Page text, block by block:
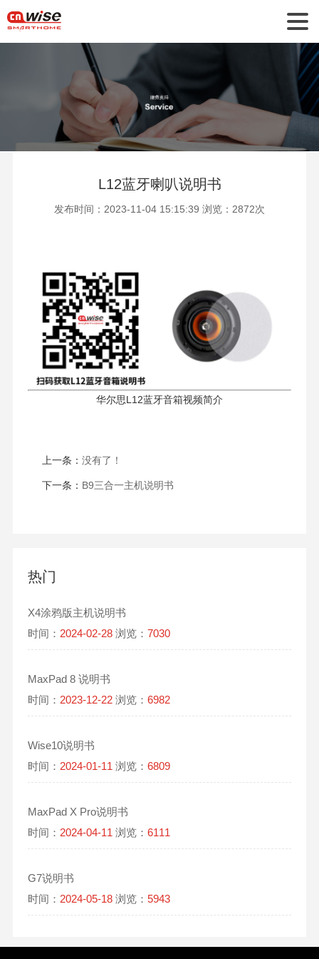
L12蓝牙喇叭说明书
发布时间：2023-11-04 15:15:39 浏览：2872次
华尔思L12蓝牙音箱视频简介
上一条： 没有了！
下一条： B9三合一主机说明书
热门
X4涂鸦版主机说明书
时间： 2024-02-28浏览： 7030
MaxPad 8 说明书
时间： 2023-12-22浏览： 6982
Wise10说明书
时间： 2024-01-11 浏览： 6809
MaxPad X Pro说明书
时间： 2024-04-11 浏览： 6111
G7说明书
时间： 2024-05-18浏览： 5943